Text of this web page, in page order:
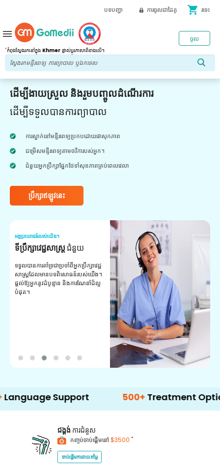
បទបញ្ជា ការចូលជាដៃគូ shopping_cart រទេះ
*កំពុងស្វែងរកនៅក្នុង Khmer ផ្លាស់ប្តូរភាសាពីខាងលើ។
ចូល
menu
ដើម្បីងាយស្រួល និងរួមបញ្ចូលដំណើរការ
ដើម្បីទទួលបានការព្យាបាល
ការស្នាក់នៅមន្ទីរពេទ្យប្រកបដោយផាសុកភាព
ជម្រើសមន្ទីរពេទ្យតាមថវិការបស់អ្នក។
ជំនួយអ្នកប្រឹក្សាផ្នែកថែទាំសុខភាពគ្រប់ពេលវេលា
ប្រឹក្សាឥឡូវនេះ
អត្ថប្រយោជន៍របស់យើង។
ទីប្រឹក្សាវេជ្ជសាស្ត្រជំនួយ
ទទួលបានការគាំទ្រជាប្រចាំពីអ្នកប្រឹក្សាវេជ្ជ
សាស្ត្រដែលមានបទពិសោធន៍របស់យើង។
ផ្តល់ឱ្យអ្នកនូវដំបូន្មាន និងការណែនាំដ៏ល្អ
បំផុត។
Support 500+ Treatment Options
ជង្គង់ ការជំនួស
កញ្ចប់ចាប់ផ្តើមនៅ $3500 *
ចាប់ផ្តើមការវាយតម្លៃ